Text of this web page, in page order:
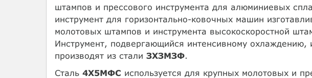
штампов и прессового инструмента для алюминиевых
инструмент для горизонтально-ковочных машин
молотовых штампов и инструмента высокоскоростной
Инструмент, подвергающийся интенсивному
производят из стали ЗХЗМЗФ.
Сталь 4Х5МФС используется для крупных молотовых и